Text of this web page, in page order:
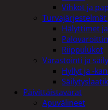
Vihkot ja
Hälyttimet
Riippulukot
Varastointi ja
Hyllyt ja -
Päivittäistavarat
Apuvälineet